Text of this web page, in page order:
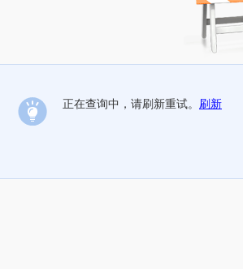
正在查询中，请刷新重试。 刷新